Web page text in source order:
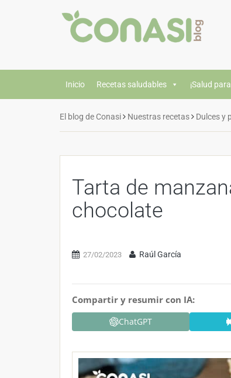
Inicio Recetas saludables ¡Salud
El blog de Conasi Nuestras recetas Dulces y
Tarta de
chocolate
27/02/2023 Raúl García
Compartir y resumir con IA:
ChatGPT